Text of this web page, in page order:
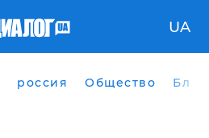
UA
россия Общество